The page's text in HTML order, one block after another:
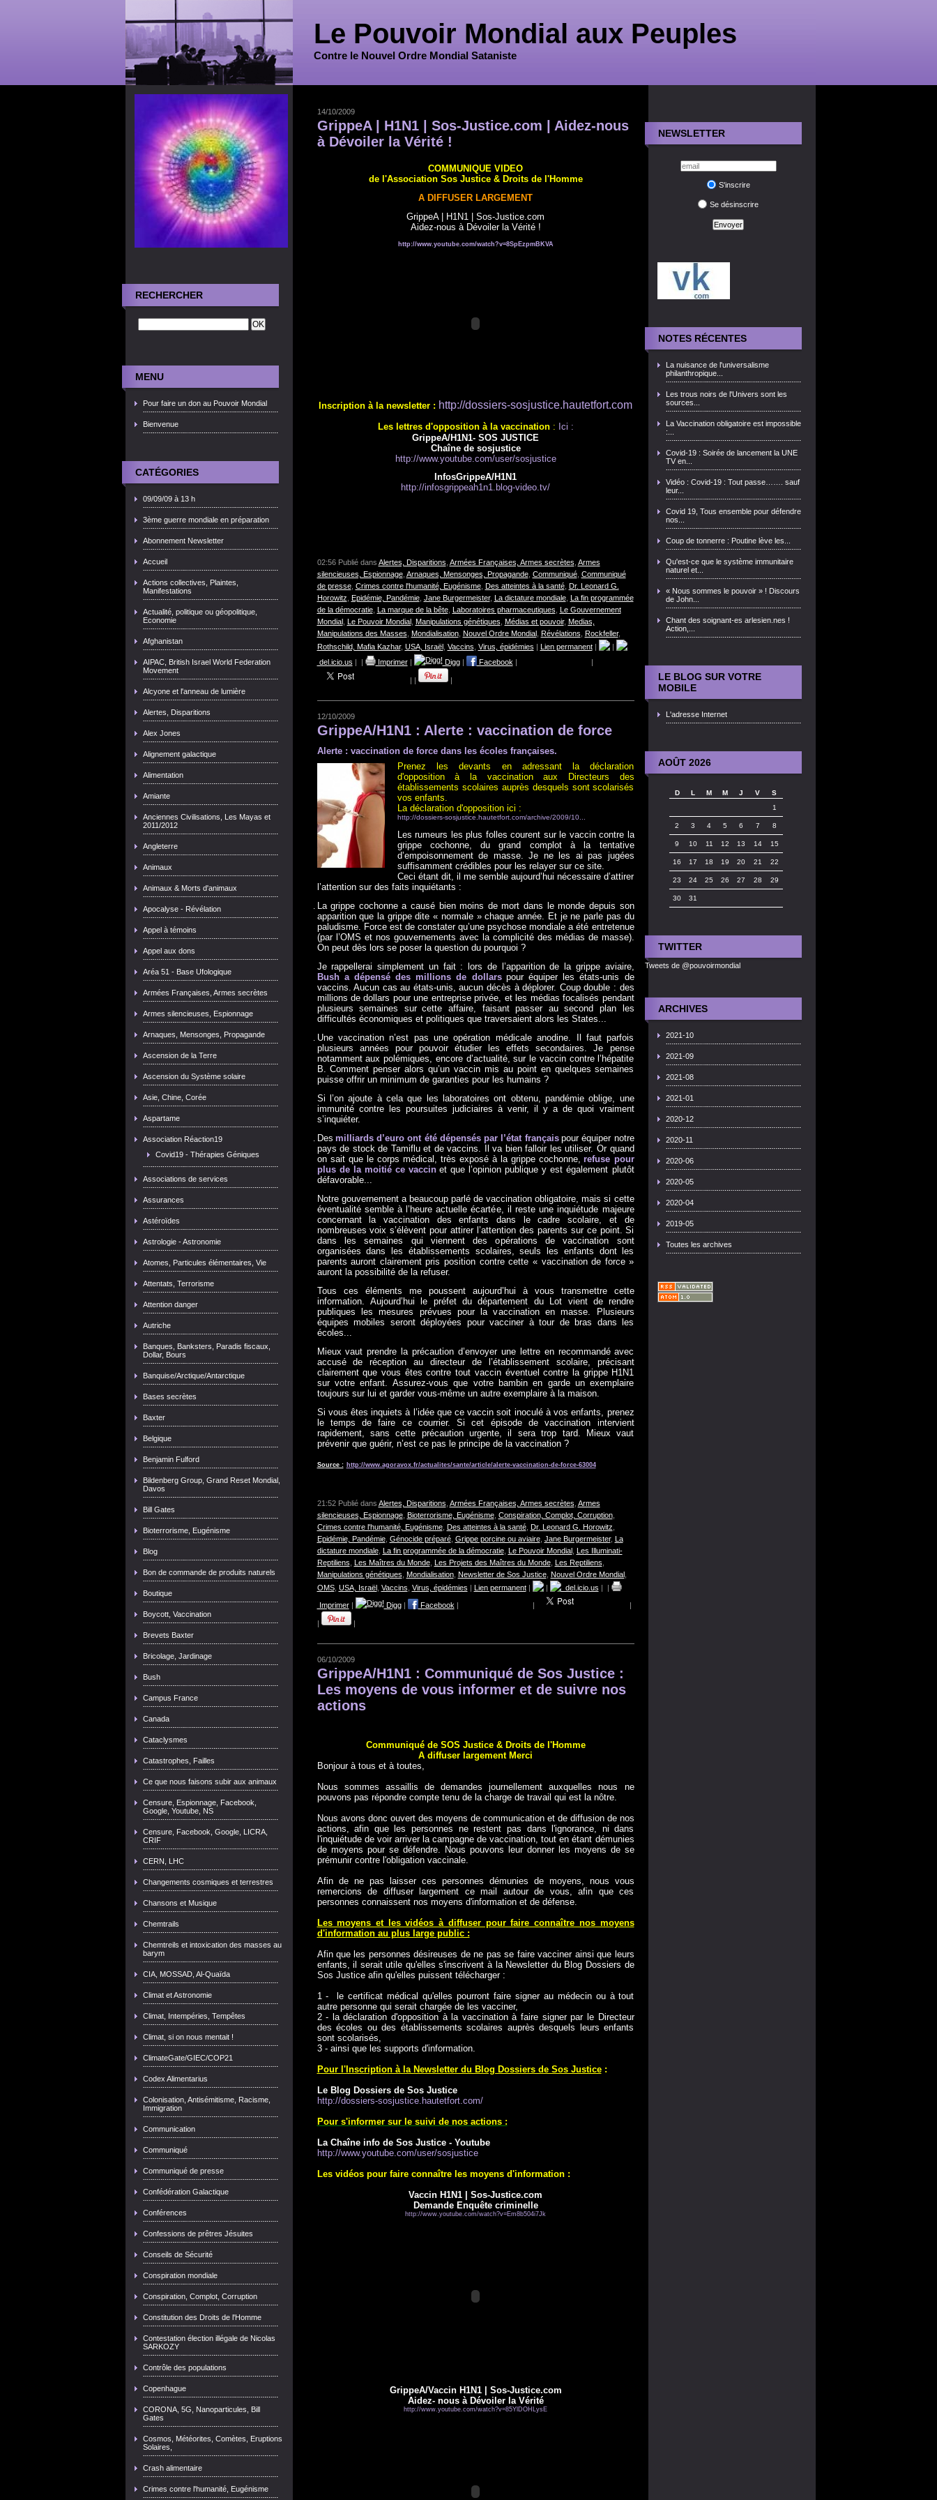
Le Pouvoir Mondial aux Peuples
Contre le Nouvel Ordre Mondial Sataniste
RECHERCHER
MENU
Pour faire un don au Pouvoir Mondial
Bienvenue
CATÉGORIES
09/09/09 à 13 h
3ème guerre mondiale en préparation
Abonnement Newsletter
Accueil
Actions collectives, Plaintes,
Manifestations
Actualité, politique ou géopolitique,
Economie
Afghanistan
AIPAC, British Israel World Federation
Movement
Alcyone et l'anneau de lumière
Alertes, Disparitions
Alex Jones
Alignement galactique
Alimentation
Amiante
Anciennes Civilisations, Les Mayas et
2011/2012
Angleterre
Animaux
Animaux & Morts d'animaux
Apocalyse - Révélation
Appel à témoins
Appel aux dons
Aréa 51 - Base Ufologique
Armées Françaises, Armes secrètes
Armes silencieuses, Espionnage
Arnaques, Mensonges, Propagande
Ascension de la Terre
Ascension du Système solaire
Asie, Chine, Corée
Aspartame
Association Réaction19
Covid19 - Thérapies Géniques
Associations de services
Assurances
Astéroïdes
Astrologie - Astronomie
Atomes, Particules élémentaires, Vie
Attentats, Terrorisme
Attention danger
Autriche
Banques, Banksters, Paradis fiscaux,
Dollar, Bours
Banquise/Arctique/Antarctique
Bases secrètes
Baxter
Belgique
Benjamin Fulford
Bildenberg Group, Grand Reset Mondial,
Davos
Bill Gates
Bioterrorisme, Eugénisme
Blog
Bon de commande de produits naturels
Boutique
Boycott, Vaccination
Brevets Baxter
Bricolage, Jardinage
Bush
Campus France
Canada
Cataclysmes
Catastrophes, Failles
Ce que nous faisons subir aux animaux
Censure, Espionnage, Facebook,
Google, Youtube, NS
Censure, Facebook, Google, LICRA,
CRIF
CERN, LHC
Changements cosmiques et terrestres
Chansons et Musique
Chemtrails
Chemtreils et intoxication des masses au
barym
CIA, MOSSAD, Al-Quaïda
Climat et Astronomie
Climat, Intempéries, Tempêtes
Climat, si on nous mentait !
ClimateGate/GIEC/COP21
Codex Alimentarius
Colonisation, Antisémitisme, Racisme,
Immigration
Communication
Communiqué
Communiqué de presse
Confédération Galactique
Conférences
Confessions de prêtres Jésuites
Conseils de Sécurité
Conspiration mondiale
Conspiration, Complot, Corruption
Constitution des Droits de l'Homme
Contestation élection illégale de Nicolas
SARKOZY
Contrôle des populations
Copenhague
CORONA, 5G, Nanoparticules, Bill
Gates
Cosmos, Météorites, Comètes, Eruptions
Solaires,
Crash alimentaire
Crimes contre l'humanité, Eugénisme
NEWSLETTER
S'inscrire
Se désinscrire
NOTES RÉCENTES
La nuisance de l'universalisme
philanthropique...
Les trous noirs de l'Univers sont les
sources...
La Vaccination obligatoire est impossible
:...
Covid-19 : Soirée de lancement la UNE
TV en...
Vidéo : Covid-19 : Tout passe……. sauf
leur...
Covid 19, Tous ensemble pour défendre
nos...
Coup de tonnerre : Poutine lève les...
Qu'est-ce que le système immunitaire
naturel et...
« Nous sommes le pouvoir » ! Discours
de John...
Chant des soignant-es arlesien.nes !
Action,...
LE BLOG SUR VOTRE
MOBILE
L'adresse Internet
AOÛT 2026
D L M M J V
S
1
2 3 4 5 6 7 8
9 10 11 12 13 14 15
16 17 18 19 20 21 22
23 24 25 26 27 28 29
30 31
TWITTER
Tweets de @pouvoirmondial
ARCHIVES
2021-10
2021-09
2021-08
2021-01
2020-12
2020-11
2020-06
2020-05
2020-04
2019-05
Toutes les archives
14/10/2009
GrippeA | H1N1 | Sos-Justice.com | Aidez-nous
à Dévoiler la Vérité !
COMMUNIQUE VIDEO
de l'Association Sos Justice & Droits de l'Homme
A DIFFUSER LARGEMENT
GrippeA | H1N1 | Sos-Justice.com
Aidez-nous à Dévoiler la Vérité !
http://www.youtube.com/watch?v=8SpEzpmBKVA
Inscription à la newsletter : http://dossiers-sosjustice.hautetfort.com
Les lettres d'opposition à la vaccination: Ici :
GrippeA/H1N1- SOS JUSTICE
Chaîne de sosjustice
http://www.youtube.com/user/sosjustice
InfosGrippeA/H1N1
http://infosgrippeah1n1.blog-video.tv/
02:56 Publié dans Alertes, Disparitions Armées Françaises, Armes secrètes Armes
silencieuses, Espionnage, Arnaques, Mensonges, Propagande, Communiqué, Communiqué
de presse, Crimes contre l'humanité, Eugénisme, Des atteintes à la santé, Dr. Leonard G.
Horowitz Epidémie, Pandémie, Jane Burgermeister, La dictature mondiale, La fin programmée
de la démocratie, La marque de la bête, Laboratoires pharmaceutiques Le Gouvernement
Mondial, Le Pouvoir Mondial, Manipulations génétiques Médias et pouvoir, Medias,
Manipulations des Masses Mondialisation, Nouvel Ordre Mondial, Révélations Rockfeller,
Rothschild, Mafia Kazhar, USA, Israël, Vaccins Virus, épidémies | Lien permanent|
|
del.icio.us | | Imprimer| Digg| Facebook | |
| | |
12/10/2009
GrippeA/H1N1 : Alerte : vaccination de force
Alerte : vaccination de force dans les écoles françaises.
Prenez les devants en adressant la déclaration
d'opposition à la vaccination aux Directeurs des
établissements scolaires auprès desquels sont scolarisés
vos enfants.
La déclaration d'opposition ici :
http://dossiers-sosjustice.hautetfort.com/archive/2009/10...
Les rumeurs les plus folles courent sur le vaccin contre la
grippe cochonne, du grand complot à la tentative
d’empoisonnement de masse. Je ne les ai pas jugées
suffisamment crédibles pour les relayer sur ce site.
Ceci étant dit, il me semble aujourd’hui nécessaire d’attirer
l’attention sur des faits inquiétants :
La grippe cochonne a causé bien moins de mort dans le monde depuis son
apparition que la grippe dite « normale » chaque année. Et je ne parle pas du
paludisme. Force est de constater qu’une psychose mondiale a été entretenue
(par l’OMS et nos gouvernements avec la complicité des médias de masse).
On peut dès lors se poser la question du pourquoi ?
Je rappellerai simplement un fait : lors de l’apparition de la grippe aviaire,
Bush a dépensé des millions de dollars pour équiper les états-unis de
vaccins. Aucun cas au états-unis, aucun décès à déplorer. Coup double : des
millions de dollars pour une entreprise privée, et les médias focalisés pendant
plusieurs semaines sur cette affaire, faisant passer au second plan les
difficultés économiques et politiques que traversaient alors les States...
Une vaccination n’est pas une opération médicale anodine. Il faut parfois
plusieurs années pour pouvoir étudier les effets secondaires. Je pense
notamment aux polémiques, encore d’actualité, sur le vaccin contre l’hépatite
B. Comment penser alors qu’un vaccin mis au point en quelques semaines
puisse offrir un minimum de garanties pour les humains ?
Si l’on ajoute à cela que les laboratoires ont obtenu, pandémie oblige, une
immunité contre les poursuites judiciaires à venir, il y a de quoi vraiment
s’inquiéter.
Des milliards d’euro ont été dépensés par l’état français pour équiper notre
pays de stock de Tamiflu et de vaccins. Il va bien falloir les utiliser. Or quand
on sait que le corps médical, très exposé à la grippe cochonne, refuse pour
plus de la moitié ce vaccin et que l’opinion publique y est également plutôt
défavorable...
Notre gouvernement a beaucoup parlé de vaccination obligatoire, mais si cette
éventualité semble à l’heure actuelle écartée, il reste une inquiétude majeure
concernant la vaccination des enfants dans le cadre scolaire, et de
nombreuses voix s’élèvent pour attirer l’attention des parents sur ce point. Si
dans les semaines qui viennent des opérations de vaccination sont
organisées dans les établissements scolaires, seuls les enfants dont les
parents auront clairement pris position contre cette « vaccination de force »
auront la possibilité de la refuser.
Tous ces éléments me poussent aujourd’hui à vous transmettre cette
information. Aujourd’hui le préfet du département du Lot vient de rendre
publiques les mesures prévues pour la vaccination en masse. Plusieurs
équipes mobiles seront déployées pour vacciner à tour de bras dans les
écoles...
Mieux vaut prendre la précaution d’envoyer une lettre en recommandé avec
accusé de réception au directeur de l’établissement scolaire, précisant
clairement que vous êtes contre tout vaccin éventuel contre la grippe H1N1
sur votre enfant. Assurez-vous que votre bambin en garde un exemplaire
toujours sur lui et garder vous-même un autre exemplaire à la maison.
Si vous êtes inquiets à l’idée que ce vaccin soit inoculé à vos enfants, prenez
le temps de faire ce courrier. Si cet épisode de vaccination intervient
rapidement, sans cette précaution urgente, il sera trop tard. Mieux vaut
prévenir que guérir, n’est ce pas le principe de la vaccination ?
Source : http://www.agoravox.fr/actualites/sante/article/alerte-vaccination-de-force-63004
21:52 Publié dans Alertes, Disparitions Armées Françaises, Armes secrètes Armes
silencieuses, Espionnage, Bioterrorisme, Eugénisme, Conspiration, Complot, Corruption,
Crimes contre l'humanité, Eugénisme, Des atteintes à la santé, Dr. Leonard G. Horowitz
Epidémie, Pandémie, Génocide préparé, Grippe porcine ou aviaire, Jane Burgermeister, La
dictature mondiale, La fin programmée de la démocratie, Le Pouvoir Mondial, Les Illuminati-
Reptiliens Les Maîtres du Monde, Les Projets des Maîtres du Monde, Les Reptiliens
Manipulations génétiques Mondialisation, Newsletter de Sos Justice, Nouvel Ordre Mondial,
OMS, USA, Israël, Vaccins Virus, épidémies | Lien permanent| | del.icio.us | |
Imprimer| Digg| Facebook | | |
| |
06/10/2009
GrippeA/H1N1 : Communiqué de Sos Justice :
Les moyens de vous informer et de suivre nos
actions
Communiqué de SOS Justice & Droits de l'Homme
A diffuser largement Merci
Bonjour à tous et à toutes,
Nous sommes assaillis de demandes journellement auxquelles nous ne
pouvons pas répondre compte tenu de la charge de travail qui est la nôtre.
Nous avons donc ouvert des moyens de communication et de diffusion de nos
actions, afin que les personnes ne restent pas dans l'ignorance, ni dans
l'inquiétude de voir arriver la campagne de vaccination, tout en étant démunies
de moyens pour se défendre. Nous pouvons leur donner les moyens de se
prémunir contre l'obligation vaccinale.
Afin de ne pas laisser ces personnes démunies de moyens, nous vous
remercions de diffuser largement ce mail autour de vous, afin que ces
personnes connaissent nos moyens d'information et de défense.
Les moyens et les vidéos à diffuser pour faire connaître nos moyens
d'information au plus large public :
Afin que les personnes désireuses de ne pas se faire vacciner ainsi que leurs
enfants, il serait utile qu'elles s'inscrivent à la Newsletter du Blog Dossiers de
Sos Justice afin qu'elles puissent télécharger :
1 - le certificat médical qu'elles pourront faire signer au médecin ou à tout
autre personne qui serait chargée de les vacciner,
2 - la déclaration d'opposition à la vaccination à faire signer par le Directeur
des écoles ou des établissements scolaires auprès desquels leurs enfants
sont scolarisés,
3 - ainsi que les supports d'information.
Pour l'Inscription à la Newsletter du Blog Dossiers de Sos Justice:
Le Blog Dossiers de Sos Justice
http://dossiers-sosjustice.hautetfort.com/
Pour s'informer sur le suivi de nos actions :
La Chaîne info de Sos Justice - Youtube
http://www.youtube.com/user/sosjustice
Les vidéos pour faire connaître les moyens d'information :
Vaccin H1N1 | Sos-Justice.com
Demande Enquête criminelle
http://www.youtube.com/watch?v=Em8b504i7Jk
GrippeA/Vaccin H1N1 | Sos-Justice.com
Aidez- nous à Dévoiler la Vérité
http://www.youtube.com/watch?v=85YlDOHLysE